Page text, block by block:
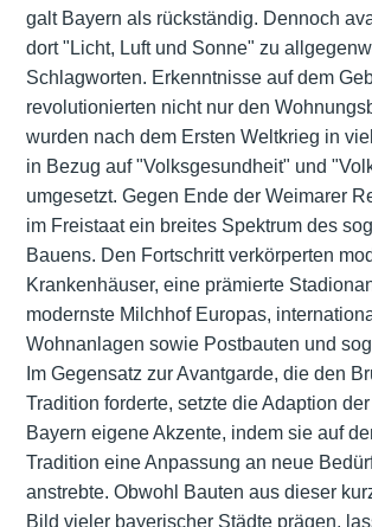
galt Bayern als rückständig. Dennoch
dort "Licht, Luft und Sonne" zu
Schlagworten. Erkenntnisse auf dem
revolutionierten nicht nur den
wurden nach dem Ersten Weltkrieg in
in Bezug auf "Volksgesundheit" und
umgesetzt. Gegen Ende der Weimarer
im Freistaat ein breites Spektrum des
Bauens. Den Fortschritt verkörperten
Krankenhäuser, eine prämierte
modernste Milchhof Europas,
Wohnanlagen sowie Postbauten und
Im Gegensatz zur Avantgarde, die den
Tradition forderte, setzte die Adaption
Bayern eigene Akzente, indem sie auf
Tradition eine Anpassung an neue
anstrebte. Obwohl Bauten aus dieser
Bild vieler bayerischer Städte prägen,